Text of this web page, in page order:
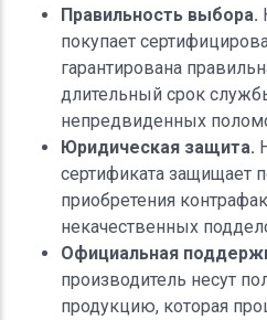
Правильность выбора.
покупает
гарантирована
длительный срок
непредвиденных
Юридическая защита.
сертификата защищает
приобретения
некачественных
Официальная
производитель несут
продукцию, которая